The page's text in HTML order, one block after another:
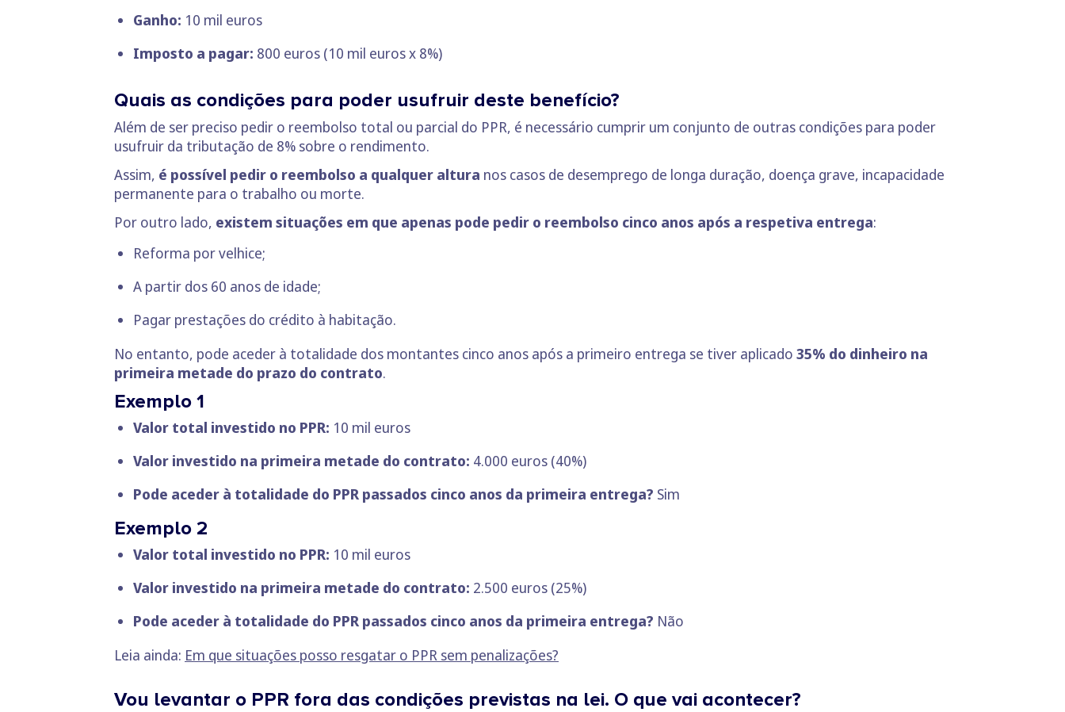
Ganho: 10 mil euros
Imposto a pagar: 800 euros (10 mil euros x 8%)
Quais as condições para poder usufruir deste benefício?
Além de ser preciso pedir o reembolso total ou parcial do PPR, é necessário cumprir um conjunto de outras condições para poder
usufruir da tributação de 8% sobre o rendimento.
Assim, é possível pedir o reembolso a qualquer altura nos casos de desemprego de longa duração, doença grave, incapacidade
permanente para o trabalho ou morte.
Por outro lado, existem situações em que apenas pode pedir o reembolso cinco anos após a respetiva entrega:
Reforma por velhice;
A partir dos 60 anos de idade;
Pagar prestações do crédito à habitação.
No entanto, pode aceder à totalidade dos montantes cinco anos após a primeiro entrega se tiver aplicado 35% do dinheiro na
primeira metade do prazo do contrato.
Exemplo 1
Valor total investido no PPR: 10 mil euros
Valor investido na primeira metade do contrato: 4.000 euros (40%)
Pode aceder à totalidade do PPR passados cinco anos da primeira entrega? Sim
Exemplo 2
Valor total investido no PPR: 10 mil euros
Valor investido na primeira metade do contrato: 2.500 euros (25%)
Pode aceder à totalidade do PPR passados cinco anos da primeira entrega? Não
Leia ainda: Em que situações posso resgatar o PPR sem penalizações?
Vou levantar o PPR fora das condições previstas na lei. O que vai acontecer?